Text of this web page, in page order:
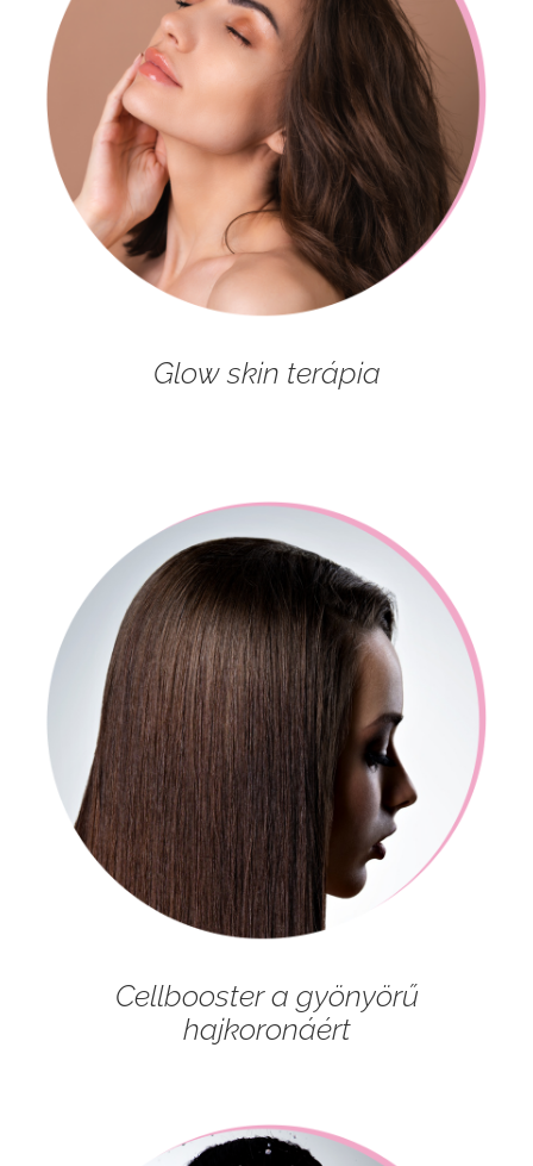
Glow skin terápia
Cellbooster a gyönyörű
hajkoronáért